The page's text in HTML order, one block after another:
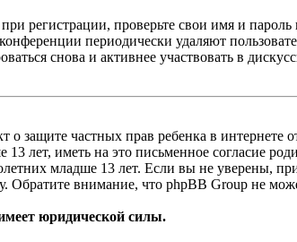
регистрации, проверьте свои имя и
периодически удаляют
снова и активнее участвовать в
защите частных прав ребенка в
лет, иметь на это письменное согласие
младше 13 лет. Если вы не уверены,
Обратите внимание, что phpBB Group не
юридической силы.